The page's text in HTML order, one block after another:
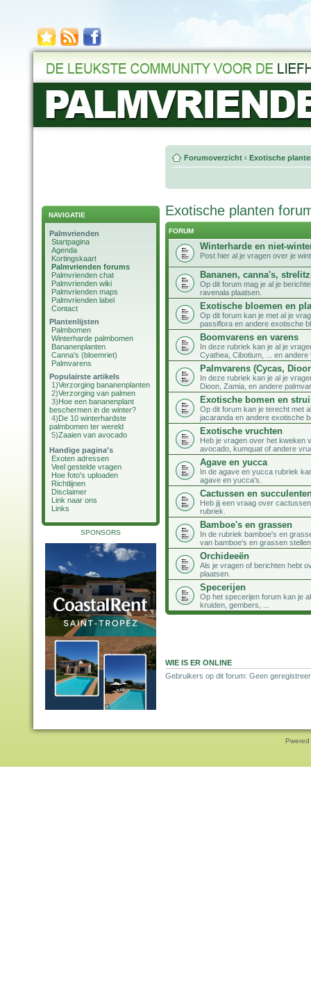
NAVIGATIE
Palmvrienden
Startpagina
Agenda
Kortingskaart
Palmvrienden forums
Palmvrienden chat
Palmvrienden wiki
Palmvrienden maps
Palmvrienden label
Contact
Plantenlijsten
Palmbomen
Winterharde palmbomen
Bananenplanten
Canna's (bloemriet)
Palmvarens
Populairste artikels
1)Verzorging bananenplanten
2)Verzorging van palmen
3)Hoe een bananenplant
beschermen in de winter?
4)De 10 winterhardste
palmbomen ter wereld
5)Zaaien van avocado
Handige pagina's
Exoten adressen
Veel gestelde vragen
Hoe foto's uploaden
Richtlijnen
Disclaimer
Link naar ons
Links
SPONSORS
Forumoverzicht ‹ Exotische
Exotische planten
FORUM
Winterharde en niet-
Post hier al je vragen over je
Bananen, canna's,
Op dit forum mag je al je
ravenala plaatsen.
Exotische bloemen en
Op dit forum kan je met al je
passiflora en andere exotische
Boomvarens en varens
In deze rubriek kan je al je
Cyathea, Cibotium, ... en andere
Palmvarens (Cycas,
In deze rubriek kan je al je
Dioon, Zamia, en andere
Exotische bomen en
Op dit forum kan je terecht met
jacaranda en andere exotische
Exotische vruchten
Heb je vragen over het kweken
avocado, kumquat of andere
Agave en yucca
In de agave en yucca rubriek
agave en yucca's.
Cactussen en
Heb jij een vraag over
rubriek.
Bamboe's en grassen
In de rubriek bamboe's en
van bamboe's en grassen
Orchideeën
Als je vragen of berichten hebt
plaatsen.
Specerijen
Op het specerijen forum kan je
kruiden, gembers, ...
WIE IS ER ONLINE
Gebruikers op dit forum: Geen